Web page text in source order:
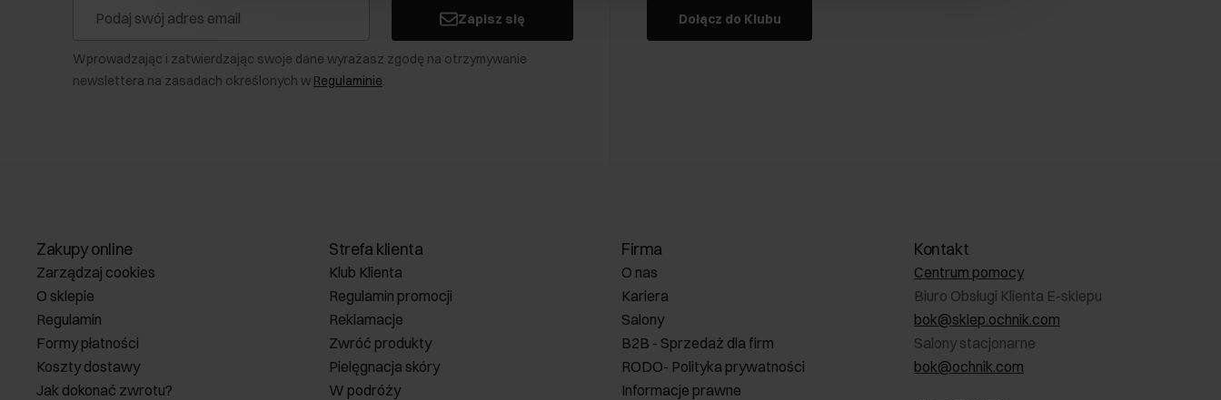
Zapisz się
Wprowadzając i zatwierdzając swoje dane wyrażasz zgodę na otrzymywanie
newslettera na zasadach określonych w Regulaminie.
Dołącz do Klubu
Zakupy online
Zarządzaj cookies
O sklepie
Regulamin
Formy płatności
Koszty dostawy
Jak dokonać zwrotu?
Strefa klienta
Klub Klienta
Regulamin promocji
Reklamacje
Zwróć produkty
Pielęgnacja skóry
W podróży
Firma
O nas
Kariera
Salony
B2B - Sprzedaż dla firm
RODO- Polityka prywatności
Informacje prawne
Kontakt
Centrum pomocy
Biuro Obsługi Klienta E-sklepu
bok@sklep.ochnik.com
Salony stacjonarne
bok@ochnik.com